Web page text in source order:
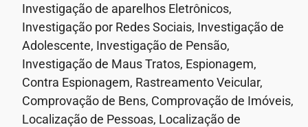
Investigação de aparelhos Eletrônicos,
Investigação por Redes Sociais, Investigação de
Adolescente, Investigação de Pensão,
Investigação de Maus Tratos, Espionagem,
Contra Espionagem, Rastreamento Veicular,
Comprovação de Bens, Comprovação de Imóveis,
Localização de Pessoas, Localização de